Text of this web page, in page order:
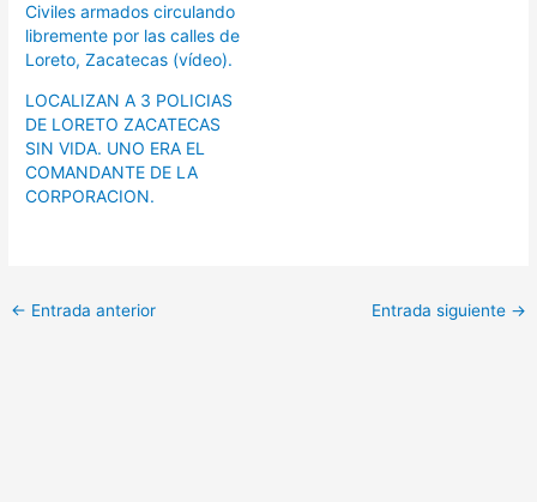
Civiles armados circulando
libremente por las calles de
Loreto, Zacatecas (vídeo).
LOCALIZAN A 3 POLICIAS
DE LORETO ZACATECAS
SIN VIDA. UNO ERA EL
COMANDANTE DE LA
CORPORACION.
← Entrada anterior Entrada siguiente →